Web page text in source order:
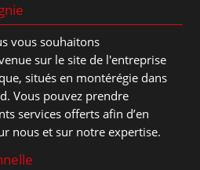
vous souhaitons
sur le site de l'entreprise
situés en montérégie dans
Vous pouvez prendre
services offerts afin d’en
nous et sur notre expertise.